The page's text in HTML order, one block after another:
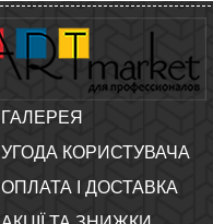
ГАЛЕРЕЯ
УГОДА КОРИСТУВАЧА
ОПЛАТА І ДОСТАВКА